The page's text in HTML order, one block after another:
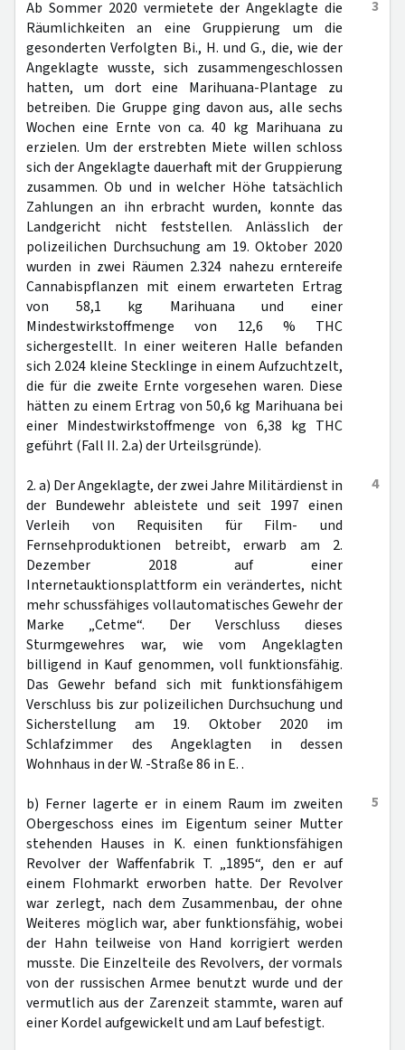
3
Ab Sommer 2020 vermietete der Angeklagte die
Räumlichkeiten an eine Gruppierung um die
gesonderten Verfolgten Bi., H. und G., die, wie der
Angeklagte wusste, sich zusammengeschlossen
hatten, um dort eine Marihuana-Plantage zu
betreiben. Die Gruppe ging davon aus, alle sechs
Wochen eine Ernte von ca. 40 kg Marihuana zu
erzielen. Um der erstrebten Miete willen schloss
sich der Angeklagte dauerhaft mit der Gruppierung
zusammen. Ob und in welcher Höhe tatsächlich
Zahlungen an ihn erbracht wurden, konnte das
Landgericht nicht feststellen. Anlässlich der
polizeilichen Durchsuchung am 19. Oktober 2020
wurden in zwei Räumen 2.324 nahezu erntereife
Cannabispflanzen mit einem erwarteten Ertrag
von 58,1 kg Marihuana und einer
Mindestwirkstoffmenge von 12,6 % THC
sichergestellt. In einer weiteren Halle befanden
sich 2.024 kleine Stecklinge in einem Aufzuchtzelt,
die für die zweite Ernte vorgesehen waren. Diese
hätten zu einem Ertrag von 50,6 kg Marihuana bei
einer Mindestwirkstoffmenge von 6,38 kg THC
geführt (Fall II. 2.a) der Urteilsgründe).
4
2. a) Der Angeklagte, der zwei Jahre Militärdienst in
der Bundewehr ableistete und seit 1997 einen
Verleih von Requisiten für Film- und
Fernsehproduktionen betreibt, erwarb am 2.
Dezember 2018 auf einer
Internetauktionsplattform ein verändertes, nicht
mehr schussfähiges vollautomatisches Gewehr der
Marke „Cetme“. Der Verschluss dieses
Sturmgewehres war, wie vom Angeklagten
billigend in Kauf genommen, voll funktionsfähig.
Das Gewehr befand sich mit funktionsfähigem
Verschluss bis zur polizeilichen Durchsuchung und
Sicherstellung am 19. Oktober 2020 im
Schlafzimmer des Angeklagten in dessen
Wohnhaus in der W. -Straße 86 in E. .
5
b) Ferner lagerte er in einem Raum im zweiten
Obergeschoss eines im Eigentum seiner Mutter
stehenden Hauses in K. einen funktionsfähigen
Revolver der Waffenfabrik T. „1895“, den er auf
einem Flohmarkt erworben hatte. Der Revolver
war zerlegt, nach dem Zusammenbau, der ohne
Weiteres möglich war, aber funktionsfähig, wobei
der Hahn teilweise von Hand korrigiert werden
musste. Die Einzelteile des Revolvers, der vormals
von der russischen Armee benutzt wurde und der
vermutlich aus der Zarenzeit stammte, waren auf
einer Kordel aufgewickelt und am Lauf befestigt.